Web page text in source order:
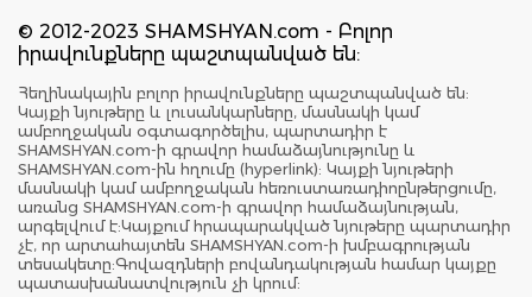
© 2012-2023 SHAMSHYAN.com - Բոլոր
իրավունքները պաշտպանված են:
Հեղինակային բոլոր իրավունքները պաշտպանված են:
Կայքի նյութերը և լուսանկարները, մասնակի կամ
ամբողջական օգտագործելիս, պարտադիր է
SHAMSHYAN.com-ի գրավոր համաձայնությունը և
SHAMSHYAN.com-ին հղումը (hyperlink): Կայքի նյութերի
մասնակի կամ ամբողջական հեռուստառադիոընթերցումը,
առանց SHAMSHYAN.com-ի գրավոր համաձայնության,
արգելվում է:Կայքում հրապարակված նյութերը պարտադիր
չէ, որ արտահայտեն SHAMSHYAN.com-ի խմբագրության
տեսակետը:Գովազդների բովանդակության համար կայքը
պատասխանատվություն չի կրում: